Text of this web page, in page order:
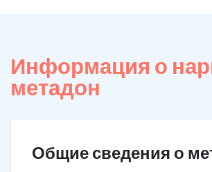
Информация о
метадон
Общие сведения о